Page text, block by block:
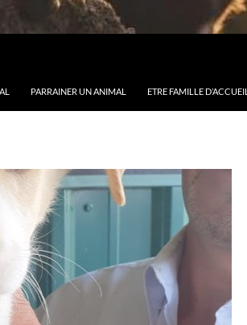
PARRAINER UN ANIMAL ETRE FAMILLE D’ACCUEIL